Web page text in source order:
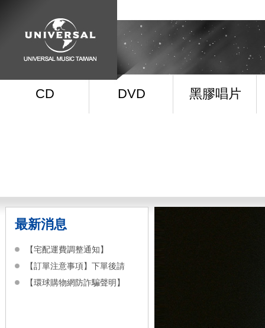
CD DVD 黑膠唱片
最新消息
【宅配運費調整通知】
【訂單注意事項】下單後請
【環球購物網防詐騙聲明】